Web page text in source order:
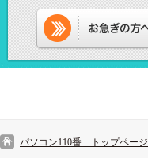
パソコン110番 トップページ